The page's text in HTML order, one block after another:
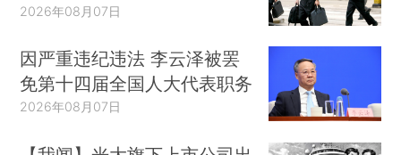
2026年08月07日
因严重违纪违法 李云泽被罢
免第十四届全国人大代表职务
2026年08月07日